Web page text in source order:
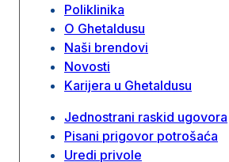
Poliklinika
O Ghetaldusu
Naši brendovi
Novosti
Karijera u Ghetaldusu
Jednostrani raskid ugovora
Pisani prigovor potrošaća
Uredi privole